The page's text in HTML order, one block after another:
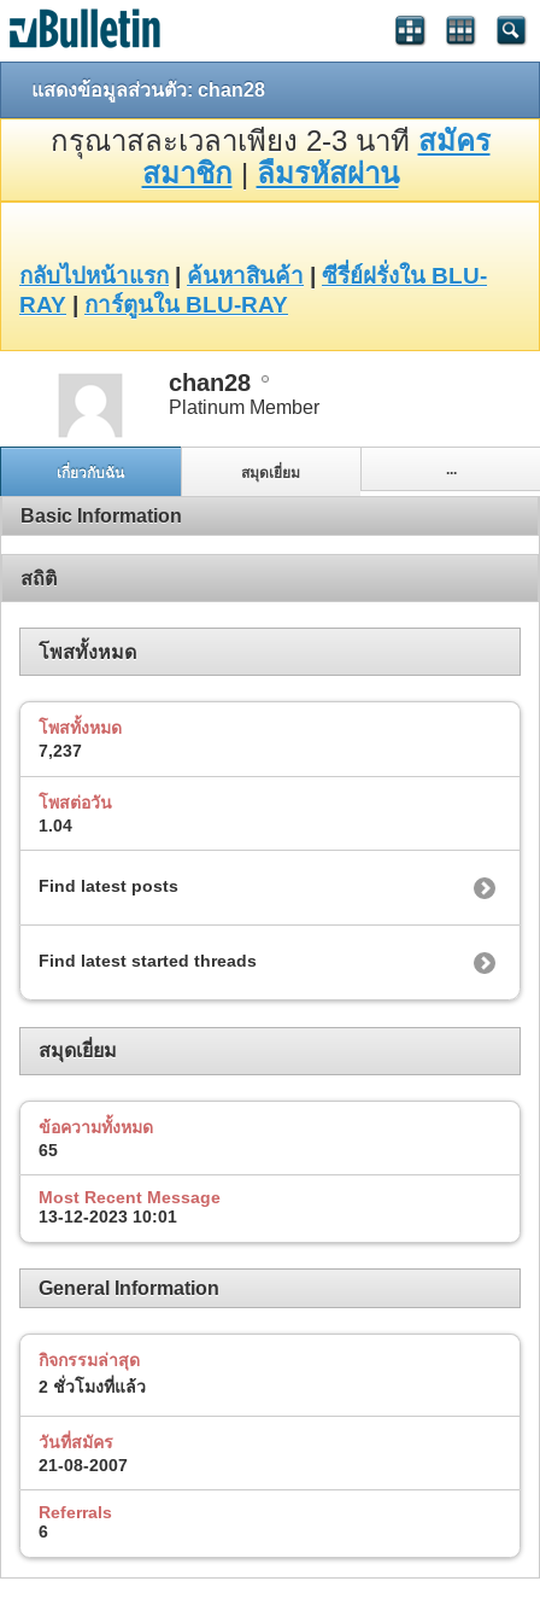
แสดงข้อมูลส่วนตัว: chan28
กรุณาสละเวลาเพียง 2-3 นาที สมัคร
สมาชิก | ลืมรหัสผ่าน
กลับไปหน้าแรก ค้นหาสินค้า
ซีรี่ย์ฝรั่งใน BLU-
RAY
การ์ตูนใน BLU-RAY
chan28
Platinum Member
เกี่ยวกับฉัน สมุดเยี่ยม ...
Basic Information
สถิติ
โพสทั้งหมด
โพสทั้งหมด
7,237
โพสต่อวัน
1.04
Find latest posts
Find latest started threads
สมุดเยี่ยม
ข้อความทั้งหมด
65
Most Recent Message
13-12-2023 10:01
General Information
กิจกรรมล่าสุด
2 ชั่วโมงที่แล้ว
วันที่สมัคร
21-08-2007
Referrals
6